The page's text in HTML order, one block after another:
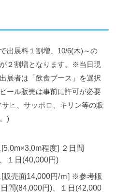
出展料１割増、10/6(木)～の
２割増となります。
※当日現
展者は「飲食ブース」を選択
ール販売は事前に許可が必要
ヒ、サッポロ、キリン等の販
)
程度] ２日間
１日(40,000円)
販売面14,000円/ｍ] ※参考販
間(84,000円)、１日(42,000